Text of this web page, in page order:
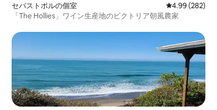
セバストポルの個室 レビュー282
4.99 (282)
「The Hollies」ワイン生産地のビクトリア朝風農家